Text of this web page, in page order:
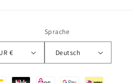
Deutschland | EUR €
Sprache
Deutsch